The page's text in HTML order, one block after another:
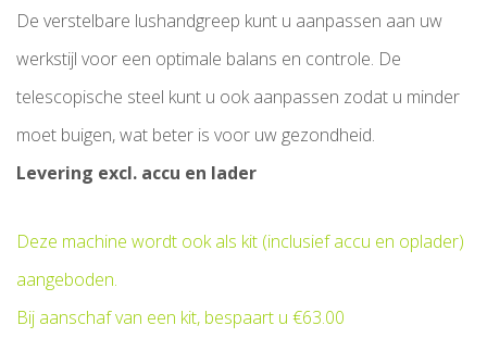
De verstelbare lushandgreep kunt u aanpassen aan uw
werkstijl voor een optimale balans en controle. De
telescopische steel kunt u ook aanpassen zodat u minder
moet buigen, wat beter is voor uw gezondheid.
Levering excl. accu en lader
Deze machine wordt ook als kit (inclusief accu en oplader)
aangeboden.
Bij aanschaf van een kit, bespaart u €63.00